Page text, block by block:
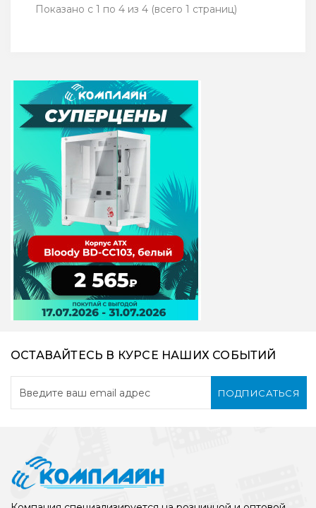
Показано с 1 по 4 из 4 (всего 1 страниц)
ОСТАВАЙТЕСЬ В КУРСЕ НАШИХ СОБЫТИЙ
ПОДПИСАТЬСЯ